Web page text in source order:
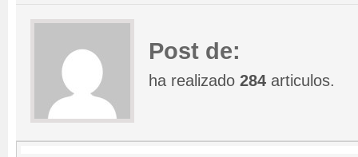
Post de:
ha realizado 284 articulos.